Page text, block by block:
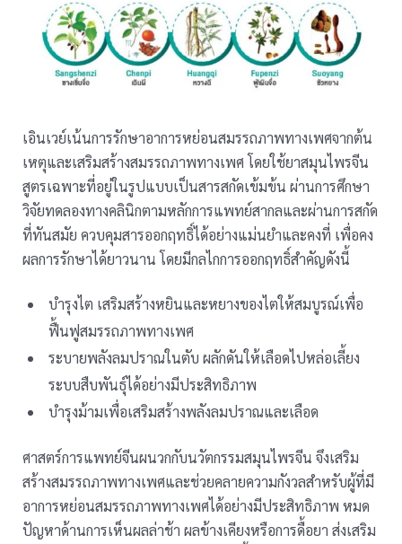
เอินเวย์เน้นการรักษาอาการหย่อนสมรรถภาพทางเพศจากต้น
เหตุและเสริมสร้างสมรรถภาพทางเพศ โดยใช้ยาสมุนไพรจีน
สูตรเฉพาะที่อยู่ในรูปแบบเป็นสารสกัดเข้มข้น ผ่านการศึกษา
วิจัยทดลองทางคลินิกตามหลักการแพทย์สากลและผ่านการสกัด
ที่ทันสมัย ควบคุมสารออกฤทธิ์ได้อย่างแม่นยำและคงที่ เพื่อคง
ผลการรักษาได้ยาวนาน โดยมีกลไกการออกฤทธิ์สำคัญดังนี้
บำรุงไต เสริมสร้างหยินและหยางของไตให้สมบูรณ์เพื่อ
ฟื้นฟูสมรรถภาพทางเพศ
ระบายพลังลมปราณในตับ ผลักดันให้เลือดไปหล่อเลี้ยง
ระบบสืบพันธุ์ได้อย่างมีประสิทธิภาพ
บำรุงม้ามเพื่อเสริมสร้างพลังลมปราณและเลือด
ศาสตร์การแพทย์จีนผนวกกับนวัตกรรมสมุนไพรจีน จึงเสริม
สร้างสมรรถภาพทางเพศและช่วยคลายความกังวลสำหรับผู้ที่มี
อาการหย่อนสมรรถภาพทางเพศได้อย่างมีประสิทธิภาพ หมด
ปัญหาด้านการเห็นผลล่าช้า ผลข้างเคียงหรือการดื้อยา ส่งเสริม